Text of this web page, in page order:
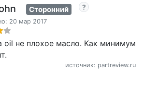
Сторонний
20 мар 2017
oil не плохое масло. Как минимум
источник: partreview.ru